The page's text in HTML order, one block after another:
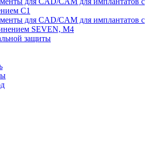
С1
для CAD/CAM для имплантатов с
SEVEN, М4
защиты